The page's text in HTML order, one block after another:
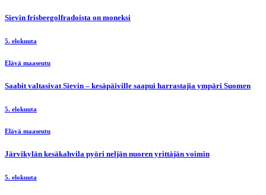
Sievin frisbeegolfradoista on moneksi
5. elokuuta
Elävä maaseutu
Saabit valtasivat Sievin – kesäpäiville saapui harrastajia ympäri Suomen
5. elokuuta
Elävä maaseutu
Järvikylän kesäkahvila pyöri neljän nuoren yrittäjän voimin
5. elokuuta